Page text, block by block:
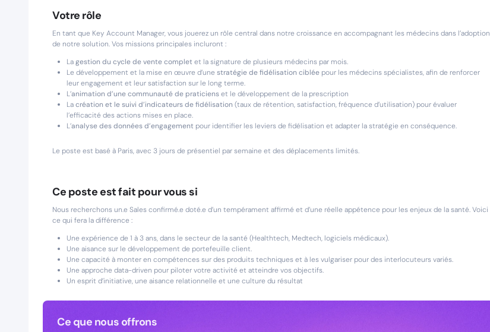
Votre rôle
En tant que Key Account Manager, vous jouerez un rôle central dans notre croissance en accompagnant les médecins dans l’adoption
de notre solution. Vos missions principales incluront :
Lagestion du cycle de vente complet et la signature de plusieurs médecins par mois.
Le développement et la mise en œuvre d’une stratégie de fidélisation ciblée pour les médecins spécialistes, afin de renforcer
leur engagement et leur satisfaction sur le long terme.
L’animation d’une communauté de praticienset le développement de la prescription
Lacréation et le suivi d’indicateurs de fidélisation (taux de rétention, satisfaction, fréquence d’utilisation) pour évaluer
l’efficacité des actions mises en place.
L’analyse des données d’engagement pour identifier les leviers de fidélisation et adapter la stratégie en conséquence.
Le poste est basé à Paris, avec 3 jours de présentiel par semaine et des déplacements limités.
Ce poste est fait pour vous si
Nous recherchons un.e Sales confirmé.e doté.e d’un tempérament affirmé et d’une réelle appétence pour les enjeux de la santé. Voici
ce qui fera la différence :
Une expérience de 1 à 3 ans, dans le secteur de la santé (Healthtech, Medtech, logiciels médicaux).
Une aisance sur le développement de portefeuille client.
Une capacité à monter en compétences sur des produits techniques et à les vulgariser pour des interlocuteurs variés.
Une approche data-driven pour piloter votre activité et atteindre vos objectifs.
Un esprit d’initiative, une aisance relationnelle et une culture du résultat
Ce que nous offrons